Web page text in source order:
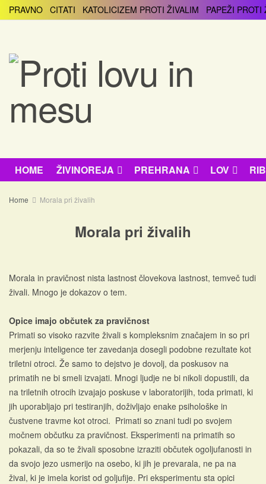
PRAVNO CITATI KATOLICIZEM PROTI ŽIVALIM PAPEŽI PROTI
HOME ŽIVINOREJA PREHRANA LOV
Home Morala pri živalih
Morala pri živalih
Morala in pravičnost nista lastnost človekova lastnost, temveč tudi
živali. Mnogo je dokazov o tem.
Opice imajo občutek za pravičnost
Primati so visoko razvite živali s kompleksnim značajem in so pri
merjenju inteligence ter zavedanja dosegli podobne rezultate kot
triletni otroci. Že samo to dejstvo je dovolj, da poskusov na
primatih ne bi smeli izvajati. Mnogi ljudje ne bi nikoli dopustili, da
na triletnih otrocih izvajajo poskuse v laboratorijih, toda primati, ki
jih uporabljajo pri testiranjih, doživljajo enake psihološke in
čustvene travme kot otroci. Primati so znani tudi po svojem
močnem občutku za pravičnost. Eksperimenti na primatih so
pokazali, da so te živali sposobne izraziti občutek ogoljufanosti in
da svojo jezo usmerijo na osebo, ki jih je prevarala, ne pa na
žival, ki je imela korist od goljufije. Pri eksperimentu sta opici